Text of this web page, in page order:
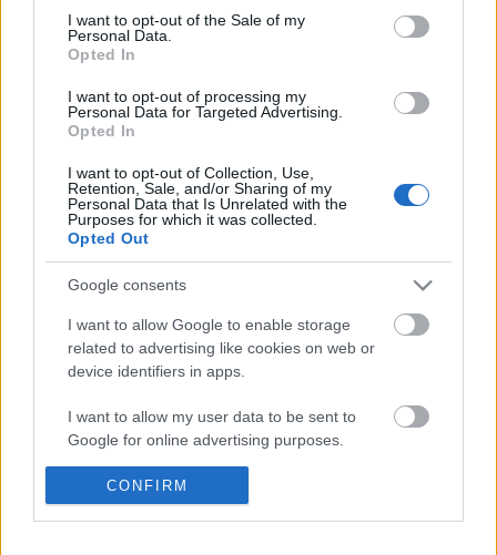
consent section.
I want to opt-out of the Sale of my
Personal Data.
Opted In
I want to opt-out of processing my
Personal Data for Targeted Advertising.
Opted In
I want to opt-out of Collection, Use,
Retention, Sale, and/or Sharing of my
Personal Data that Is Unrelated with the
Purposes for which it was collected.
Opted Out
Google consents
I want to allow Google to enable storage
related to advertising like cookies on web or
device identifiers in apps.
I want to allow my user data to be sent to
Google for online advertising purposes.
I want to allow Google to send me
personalized advertising.
CONFIRM
felderíteni, de a regény egyik fele történelmi
eseményeken alapul. Közelebb hozza a balkáni
háborúkat, és húsbavágó képet fest arról, hogy…
Cserháti: A Sellő titka
BBerni86•2020. június 26.